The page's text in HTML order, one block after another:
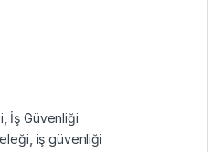
İş Güvenliği
iş güvenliği